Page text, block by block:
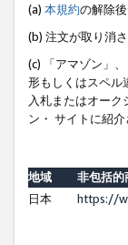
(a) 本規約の解除後
(b) 注文が取り消
(c) 「アマゾン」
形もしくはスペル
入札またはオー
ン・ サイトに紹介
地域
非包括的
日本
https://